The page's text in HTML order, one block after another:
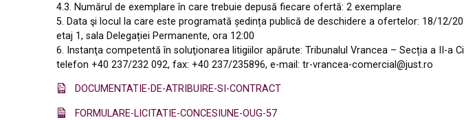
4.3. Numărul de exemplare în care trebuie depusă fiecare ofertă: 2 exemplare
5. Data şi locul la care este programată ședința publică de deschidere a ofertelor: 18/12/
etaj 1, sala Delegației Permanente, ora 12:00
6. Instanţa competentă în soluţionarea litigiilor apărute: Tribunalul Vrancea – Secția a II-a
telefon +40 237/232 092, fax: +40 237/235896, e-mail: tr-vrancea-comercial@just.ro
DOCUMENTATIE-DE-ATRIBUIRE-SI-CONTRACT
FORMULARE-LICITATIE-CONCESIUNE-OUG-57